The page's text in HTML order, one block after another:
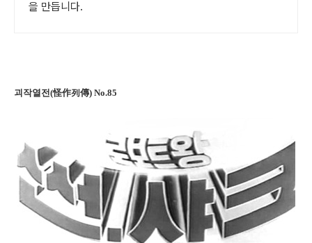
을 만듭니다.
괴작열전(怪作列傳) No.85